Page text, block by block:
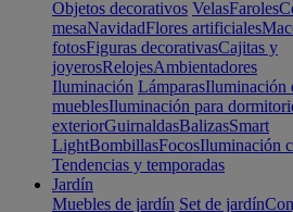
Objetos decorativos VelasFaroles
mesaNavidadFlores artificiales
fotosFiguras decorativasCajitas y
joyerosRelojesAmbientadores
Iluminación LámparasIluminación
mueblesIluminación para
exteriorGuirnaldasBalizasSmart
LightBombillasFocosIluminación
Tendencias y temporadas
Jardín
Muebles de jardín Set de jardín